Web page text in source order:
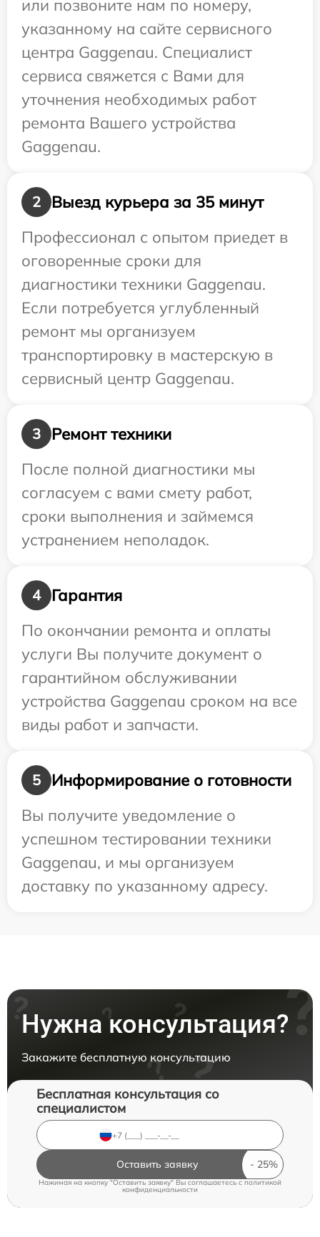
или позвоните нам по номеру,
указанному на сайте сервисного
центра Gaggenau. Специалист
сервиса свяжется с Вами для
уточнения необходимых работ
ремонта Вашего устройства
Gaggenau.
2
Выезд курьера за 35 минут
Профессионал с опытом приедет в
оговоренные сроки для
диагностики техники Gaggenau.
Если потребуется углубленный
ремонт мы организуем
транспортировку в мастерскую в
сервисный центр Gaggenau.
3
Ремонт техники
После полной диагностики мы
согласуем с вами смету работ,
сроки выполнения и займемся
устранением неполадок.
4
Гарантия
По окончании ремонта и оплаты
услуги Вы получите документ о
гарантийном обслуживании
устройства Gaggenau сроком на все
виды работ и запчасти.
5
Информирование о готовности
Вы получите уведомление о
успешном тестировании техники
Gaggenau, и мы организуем
доставку по указанному адресу.
Нужна консультация?
Закажите бесплатную консультацию
Бесплатная консультация со
специалистом
Оставить заявку
Нажимая на кнопку "Оставить заявку" Вы соглашаетесь c политикой
конфиденциальности